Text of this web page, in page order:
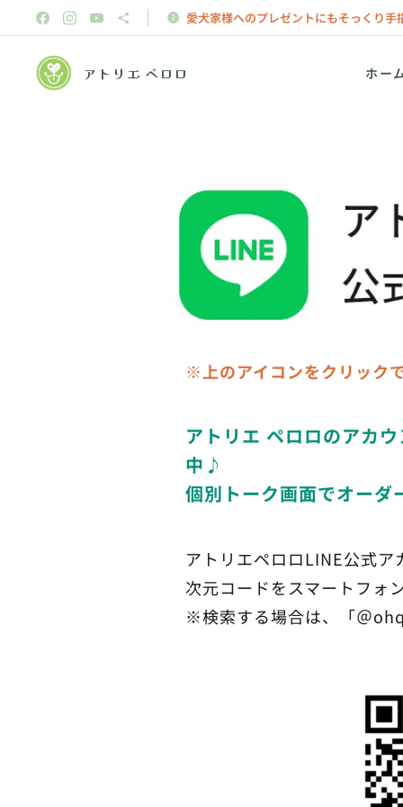
愛犬家様へのプレゼントにもそっくり手
アトリエ ペロロ ホー
※上のアイコンをクリック
アトリエ ペロロのアカ
中♪
個別トーク画面でオーダ
アトリエペロロLINE公式
次元コードをスマートフォ
※検索する場合は、「＠